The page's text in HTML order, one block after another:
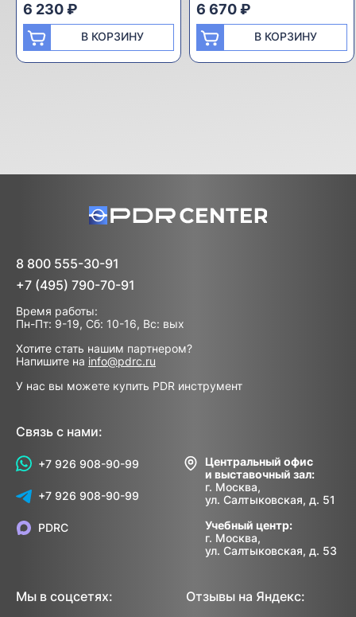
6 230 ₽
В КОРЗИНУ
6 670 ₽
В КОРЗИНУ
8 800 555-30-91
+7 (495) 790-70-91
Время работы:
Пн-Пт: 9-19, Сб: 10-16, Вс: вых
Хотите стать нашим партнером?
Напишите на info@pdrc.ru
У нас вы можете купить PDR инструмент
Связь с нами:
+7 926 908-90-99
+7 926 908-90-99
Центральный офис
и выставочный зал:
г. Москва,
ул. Салтыковская, д. 51
Учебный центр:
г. Москва,
ул. Салтыковская, д. 53
PDRC
Мы в соцсетях: Отзывы на Яндекс: